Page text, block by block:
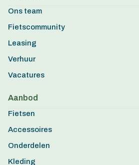
Ons team
Fietscommunity
Leasing
Verhuur
Vacatures
Aanbod
Fietsen
Accessoires
Onderdelen
Kleding